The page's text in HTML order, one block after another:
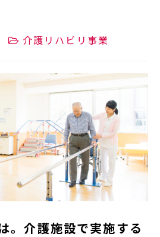
介護リハビリ事業
。介護施設で実施する